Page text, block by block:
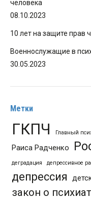
человека
08.10.2023
10 лет на защите прав
Военнослужащие в
30.05.2023
Метки
ГКПЧ Главный
Раиса Радченко
деградация депрессивное
депрессия
закон о